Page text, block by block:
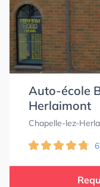
Auto-école
Herlaimont
Chapelle-lez-